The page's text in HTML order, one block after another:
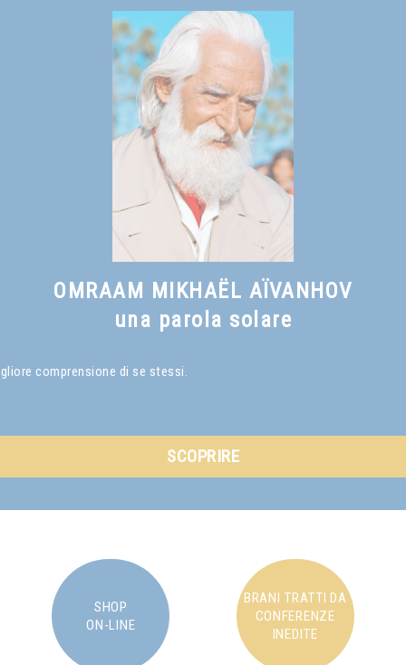
OMRAAM MIKHAËL AÏVANHOV
una parola solare
comprensione di se stessi.
SCOPRIRE
SHOP
ON-LINE
BRANI TRATTI DA
CONFERENZE
INEDITE